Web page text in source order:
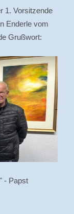
1. Vorsitzende
Enderle vom
Grußwort:
- Papst